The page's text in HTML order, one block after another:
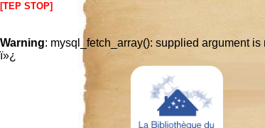
[TEP STOP]
Warning: mysql_fetch_array(): supplied argument
ï»¿